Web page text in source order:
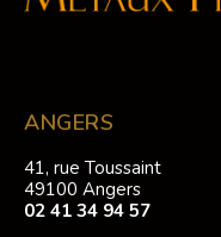
ANGERS
41, rue Toussaint
49100 Angers
02 41 34 94 57